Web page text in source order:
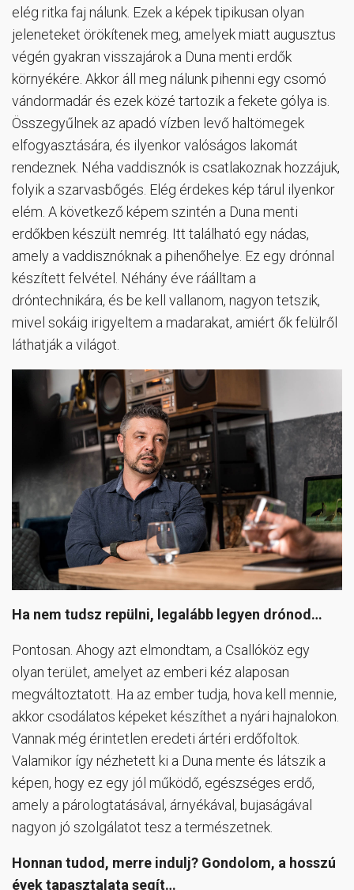
elég ritka faj nálunk. Ezek a képek tipikusan olyan
jeleneteket örökítenek meg, amelyek miatt augusztus
végén gyakran visszajárok a Duna menti erdők
környékére. Akkor áll meg nálunk pihenni egy csomó
vándormadár és ezek közé tartozik a fekete gólya is.
Összegyűlnek az apadó vízben levő haltömegek
elfogyasztására, és ilyenkor valóságos lakomát
rendeznek. Néha vaddisznók is csatlakoznak hozzájuk,
folyik a szarvasbőgés. Elég érdekes kép tárul ilyenkor
elém. A következő képem szintén a Duna menti
erdőkben készült nemrég. Itt található egy nádas,
amely a vaddisznóknak a pihenőhelye. Ez egy drónnal
készített felvétel. Néhány éve ráálltam a
dróntechnikára, és be kell vallanom, nagyon tetszik,
mivel sokáig irigyeltem a madarakat, amiért ők felülről
láthatják a világot.
Ha nem tudsz repülni, legalább legyen drónod…
Pontosan. Ahogy azt elmondtam, a Csallóköz egy
olyan terület, amelyet az emberi kéz alaposan
megváltoztatott. Ha az ember tudja, hova kell mennie,
akkor csodálatos képeket készíthet a nyári hajnalokon.
Vannak még érintetlen eredeti ártéri erdőfoltok.
Valamikor így nézhetett ki a Duna mente és látszik a
képen, hogy ez egy jól működő, egészséges erdő,
amely a párologtatásával, árnyékával, bujaságával
nagyon jó szolgálatot tesz a természetnek.
Honnan tudod, merre indulj? Gondolom, a hosszú
évek tapasztalata segít…